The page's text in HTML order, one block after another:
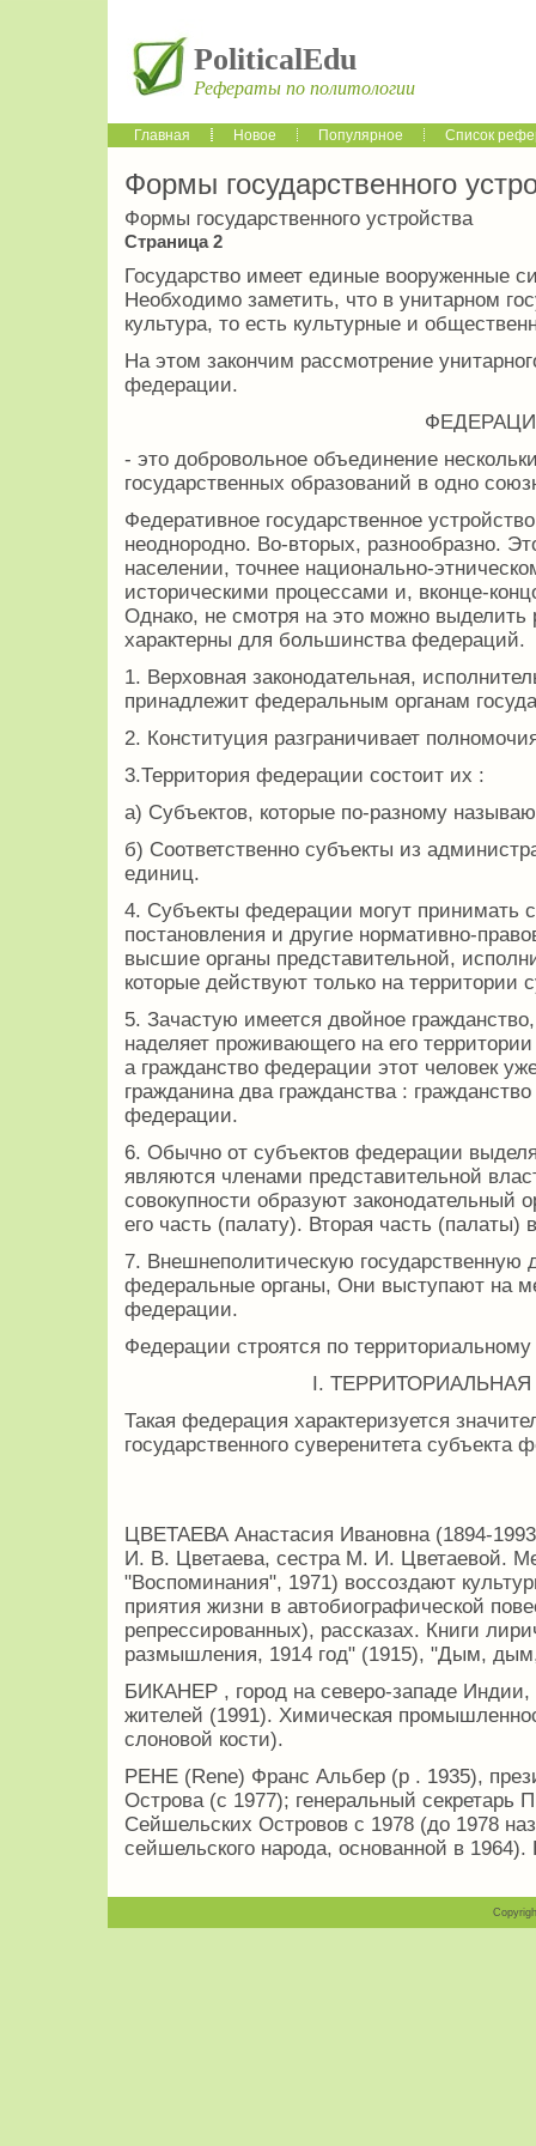
PoliticalEdu
Рефераты по политологии
Главная Новое Популярное Список
Формы государственного
Формы государственного устройства
Страница 2
Государство имеет единые вооруженные
Необходимо заметить, что в унитарном
культура, то есть культурные и
На этом закончим рассмотрение
федерации.
- это добровольное объединение
государственных образований в одно
Федеративное государственное
неоднородно. Во-вторых, разнообразно.
населении, точнее национально-
историческими процессами и, вконце-
Однако, не смотря на это можно выделить
характерны для большинства федераций.
1. Верховная законодательная,
принадлежит федеральным органам
2. Конституция разграничивает
3.Территория федерации состоит их :
а) Субъектов, которые по-разному
б) Соответственно субъекты из
единиц.
4. Субъекты федерации могут принимать
постановления и другие нормативно-
высшие органы представительной,
которые действуют только на территории
5. Зачастую имеется двойное
наделяет проживающего на его
а гражданство федерации этот человек
гражданина два гражданства :
федерации.
6. Обычно от субъектов федерации
являются членами представительной
совокупности образуют законодательный
его часть (палату). Вторая часть (палаты)
7. Внешнеполитическую государственную
федеральные органы, Они выступают на
федерации.
Федерации строятся по
I.
Такая федерация характеризуется
государственного суверенитета субъекта
ЦВЕТАЕВА Анастасия Ивановна (1894-
И. В. Цветаева, сестра М. И. Цветаевой.
"Воспоминания", 1971) воссоздают
приятия жизни в автобиографической
репрессированных), рассказах. Книги
размышления, 1914 год" (1915), "Дым,
БИКАНЕР , город на северо-западе
жителей (1991). Химическая
слоновой кости).
РЕНЕ (Rene) Франс Альбер (р . 1935),
Острова (с 1977); генеральный секретарь
Сейшельских Островов с 1978 (до 1978
сейшельского народа, основанной в